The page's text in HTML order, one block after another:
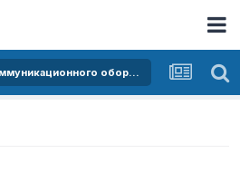
Покупка и продажа телекоммуникационного оборудования